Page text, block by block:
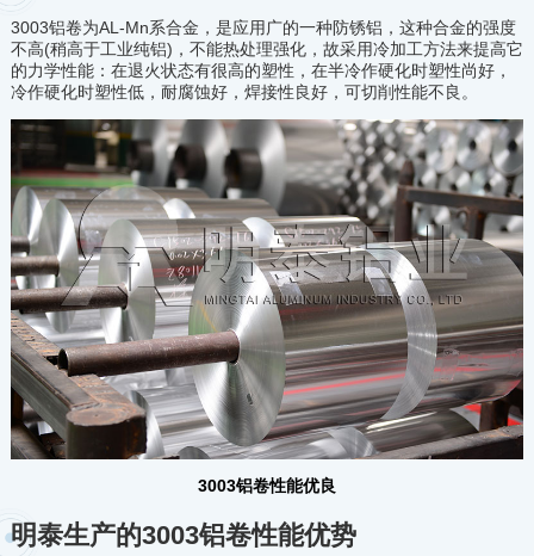
3003铝卷为AL-Mn系合金，是应用广的一种防锈铝，这种合金的强度
不高(稍高于工业纯铝)，不能热处理强化，故采用冷加工方法来提高它
的力学性能：在退火状态有很高的塑性，在半冷作硬化时塑性尚好，
冷作硬化时塑性低，耐腐蚀好，焊接性良好，可切削性能不良。
3003铝卷性能优良
明泰生产的3003铝卷性能优势